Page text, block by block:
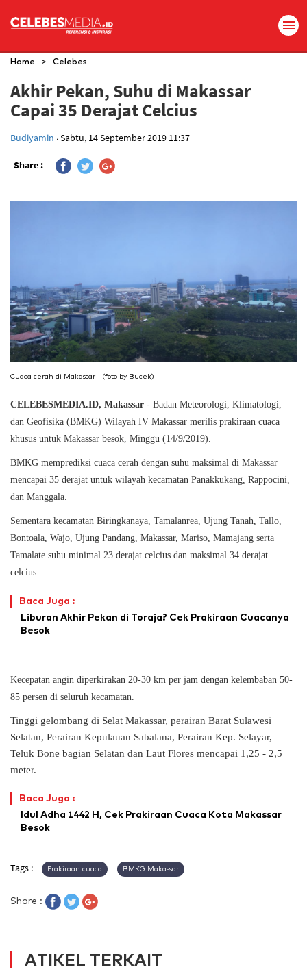
Home > Celebes
Akhir Pekan, Suhu di Makassar
Capai 35 Derajat Celcius
Budiyamin .Sabtu, 14 September 2019 11:37
Share :
Cuaca cerah di Makassar - (foto by Bucek)
CELEBESMEDIA.ID, Makassar - Badan Meteorologi, Klimatologi,
dan Geofisika (BMKG) Wilayah IV Makassar merilis prakiraan cuaca
khusus untuk Makassar besok, Minggu (14/9/2019).
BMKG memprediksi cuaca cerah dengan suhu maksimal di Makassar
mencapai 35 derajat untuk wilayah kecamatan Panakkukang, Rappocini,
dan Manggala.
Sementara kecamatan Biringkanaya, Tamalanrea, Ujung Tanah, Tallo,
Bontoala, Wajo, Ujung Pandang, Makassar, Mariso, Mamajang serta
Tamalate suhu minimal 23 derajat celcius dan maksimal 34 derajat
celcius.
Baca Juga :
Liburan Akhir Pekan di Toraja? Cek Prakiraan Cuacanya
Besok
Kecepatan angin diperkirakan 20-30 km per jam dengan kelembaban 50-
85 persen di seluruh kecamatan.
Tinggi gelombang di Selat Makassar, perairan Barat Sulawesi
Selatan, Perairan Kepulauan Sabalana, Perairan Kep. Selayar,
Teluk Bone bagian Selatan dan Laut Flores mencapai 1,25 - 2,5
meter.
Baca Juga :
Idul Adha 1442 H, Cek Prakiraan Cuaca Kota Makassar
Besok
Tags : Prakiraan cuaca BMKG Makassar
Share :
ATIKEL TERKAIT